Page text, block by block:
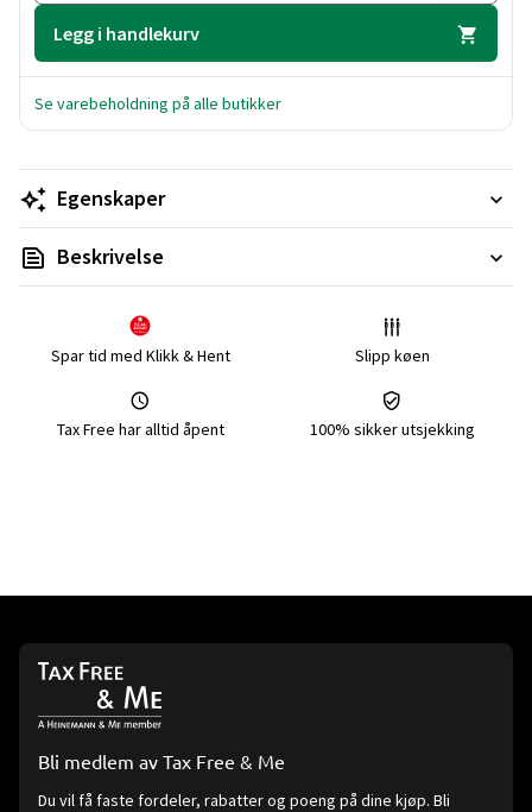
Legg i handlekurv
Se varebeholdning på alle butikker
Egenskaper
Beskrivelse
Spar tid med Klikk & Hent Slipp køen
Tax Free har alltid åpent 100% sikker utsjekking
Bli medlem av Tax Free & Me
Du vil få faste fordeler, rabatter og poeng på dine kjøp. Bli